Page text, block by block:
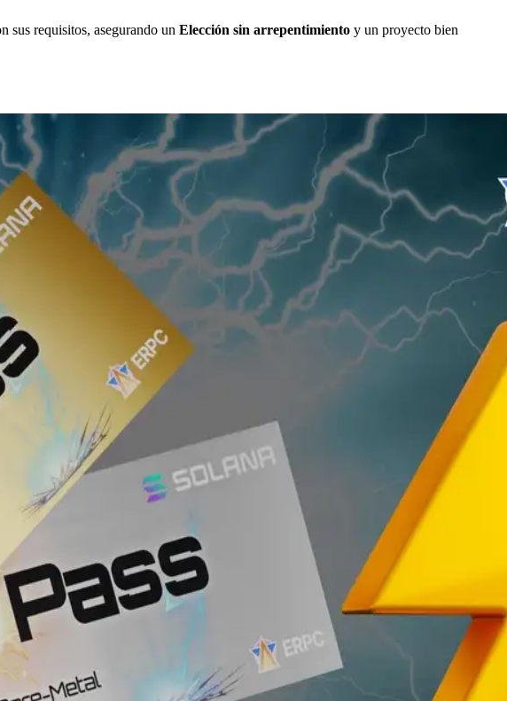
sus requisitos, asegurando un Elección sin arrepentimiento y un proyecto bien